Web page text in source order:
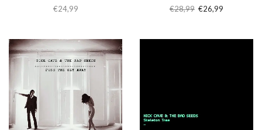
€24,99 €28,99 €26,99